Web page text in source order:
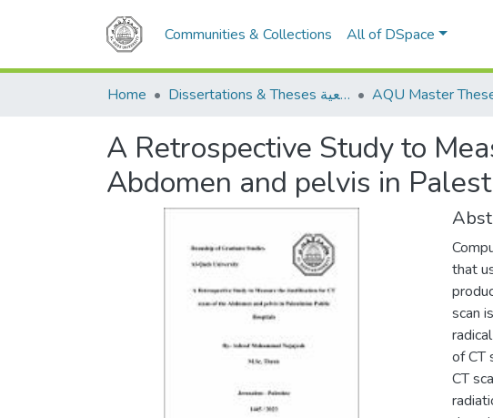
Communities & Collections All of DSpace
Home Dissertations & Theses الرسائل الجامعية
A Retrospective Study to
Abdomen and pelvis in
that
scan
of CT
CT